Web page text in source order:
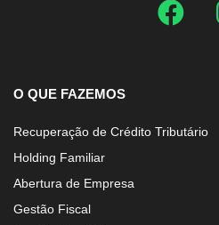
O QUE FAZEMOS
Recuperação de Crédito Tributário
Holding Familiar
Abertura de Empresa